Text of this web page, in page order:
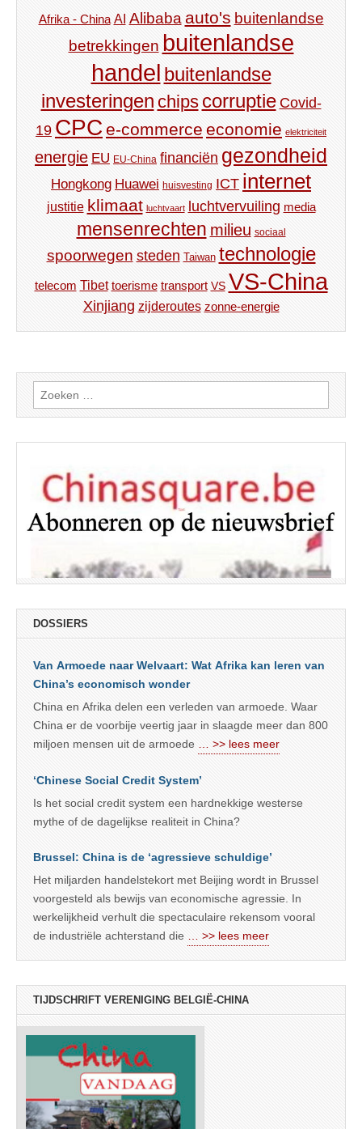
Afrika - China AI Alibaba auto's buitenlandse
betrekkingen buitenlandse
handel buitenlandse
investeringen chips corruptie Covid-
19 CPC e-commerce economie elektriciteit
energie EU EU-China financiën gezondheid
Hongkong Huawei huisvesting ICT internet
justitie klimaat luchtvaart luchtvervuiling media
mensenrechten milieu sociaal
spoorwegen steden Taiwan technologie
telecom Tibet toerisme transport VS VS-China
Xinjiang zijderoutes zonne-energie
Zoeken
naar:
DOSSIERS
Van Armoede naar Welvaart: Wat Afrika kan leren van
China’s economisch wonder
China en Afrika delen een verleden van armoede. Waar
China er de voorbije veertig jaar in slaagde meer dan 800
miljoen mensen uit de armoede … >> lees meer
‘Chinese Social Credit System’
Is het social credit system een hardnekkige westerse
mythe of de dagelijkse realiteit in China?
Brussel: China is de ‘agressieve schuldige’
Het miljarden handelstekort met Beijing wordt in Brussel
voorgesteld als bewijs van economische agressie. In
werkelijkheid verhult die spectaculaire rekensom vooral
de industriële achterstand die … >> lees meer
TIJDSCHRIFT VERENIGING BELGIË-CHINA